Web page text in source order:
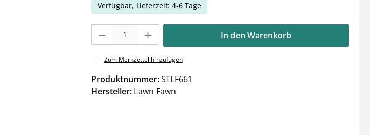
Verfügbar, Lieferzeit: 4-6 Tage
In den Warenkorb
Zum Merkzettel hinzufügen
Produktnummer:STLF661
Hersteller: Lawn Fawn